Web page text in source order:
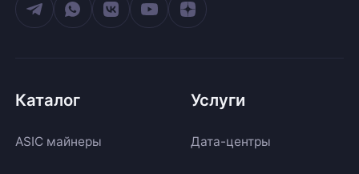
Каталог
ASIC майнеры
Услуги
Дата-центры